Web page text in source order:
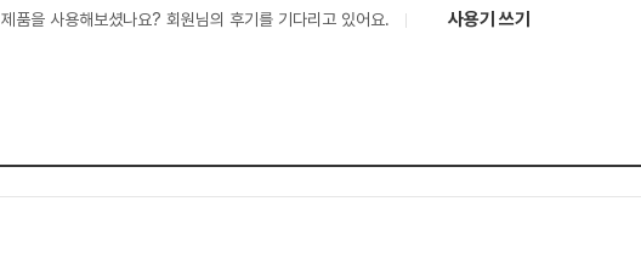
제품을 사용해보셨나요? 회원님의 후기를 기다리고 있어요. 사용기 쓰기